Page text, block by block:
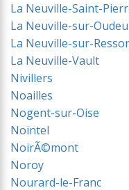
La Neuville-Saint-
La Neuville-sur-
La Neuville-sur-
La Neuville-Vault
Nivillers
Noailles
Nogent-sur-Oise
Nointel
NoirÃ©mont
Noroy
Nourard-le-Franc